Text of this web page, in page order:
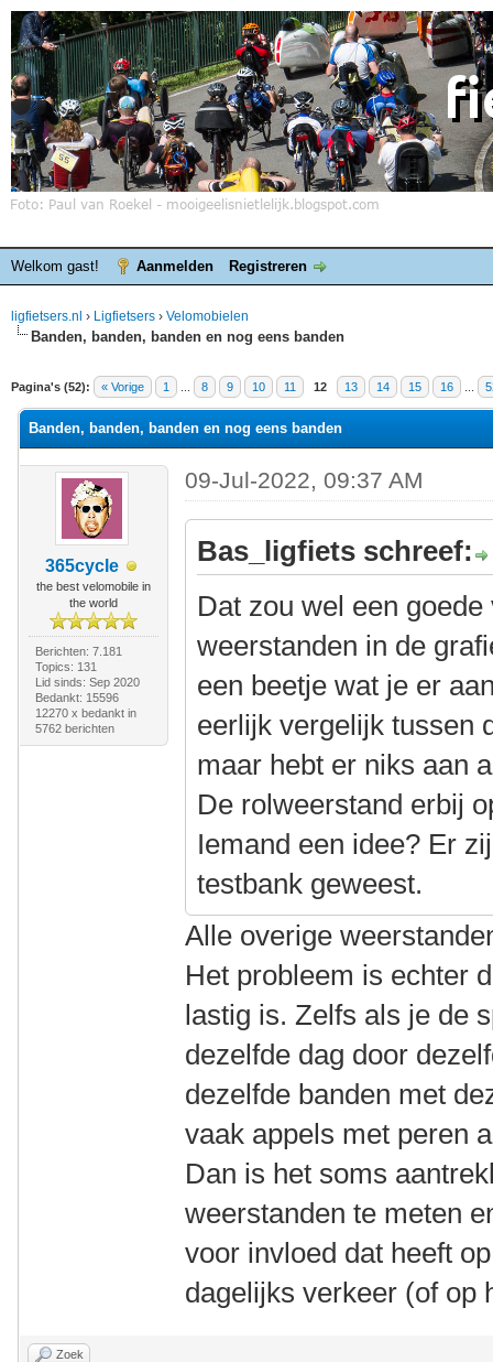
Welkom gast! Aanmelden Registreren
ligfietsers.nl › Ligfietsers › Velomobielen
Banden, banden, banden en nog eens banden
Pagina's (52): « Vorige 1 8 9 10 11 12 13 14 15 16
waardering is 3
Banden, banden, banden en nog eens banden
365cycle
the best velomobile in
the world
Berichten: 7.181
Topics: 131
Lid sinds: Sep 2020
Bedankt: 15596
12270 x bedankt in
5762 berichten
09-Jul-2022, 09:37 AM
Bas_ligfiets schreef:
Dat zou wel een
weerstanden in de
een beetje wat je er
eerlijk vergelijk tussen
maar hebt er niks aan
De rolweerstand erbij
Iemand een idee? Er
testbank geweest.
Alle overige
Het probleem is echter
lastig is. Zelfs als je de
dezelfde dag door
dezelfde banden met
vaak appels met peren
Dan is het soms
weerstanden te meten
voor invloed dat heeft
dagelijks verkeer (of op
Zoek